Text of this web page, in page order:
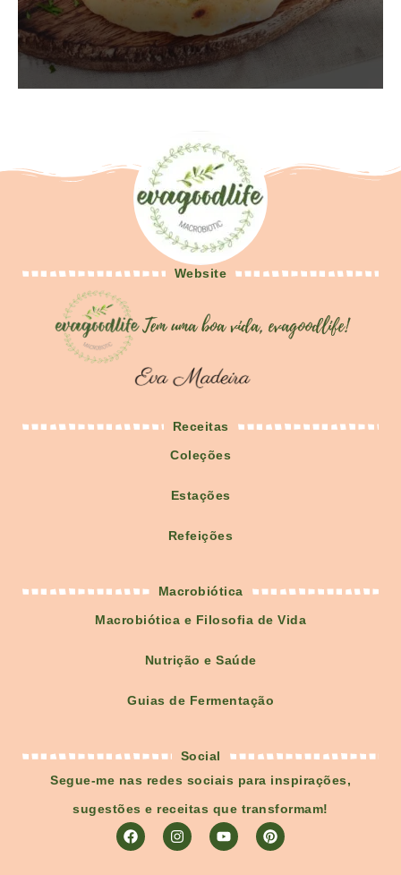
Website
Receitas
Coleções
Estações
Refeições
Macrobiótica
Macrobiótica e Filosofia de Vida
Nutrição e Saúde
Guias de Fermentação
Social
Segue-me nas redes sociais para inspirações,
sugestões e receitas que transformam!